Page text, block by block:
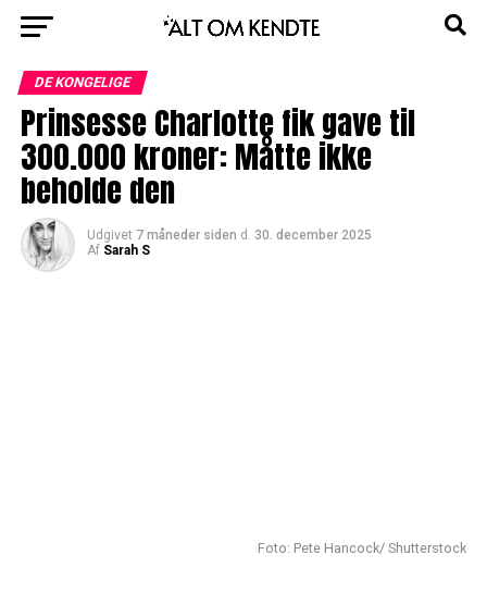
DE KONGELIGE
Prinsesse Charlotte fik gave til
300.000 kroner: Måtte ikke
beholde den
Udgivet 7 måneder siden d. 30. december 2025
Af Sarah S
Foto: Pete Hancock/ Shutterstock